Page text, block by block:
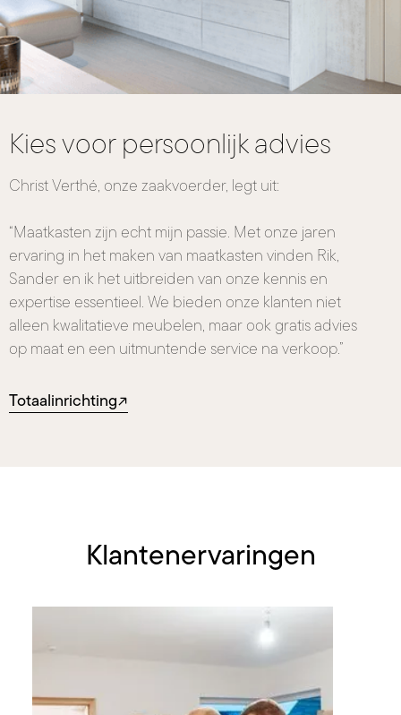
Kies voor persoonlijk advies
Christ Verthé, onze zaakvoerder, legt uit:
“Maatkasten zijn echt mijn passie. Met onze jaren
ervaring in het maken van maatkasten vinden Rik,
Sander en ik het uitbreiden van onze kennis en
expertise essentieel. We bieden onze klanten niet
alleen kwalitatieve meubelen, maar ook gratis advies
op maat en een uitmuntende service na verkoop.”
Totaalinrichting
Klantenervaringen